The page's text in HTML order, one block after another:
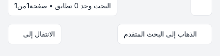
البحث وجد 0 تطابق • صفحة 1من1
الذهاب إلى البحث المتقدم الانتقال إلى